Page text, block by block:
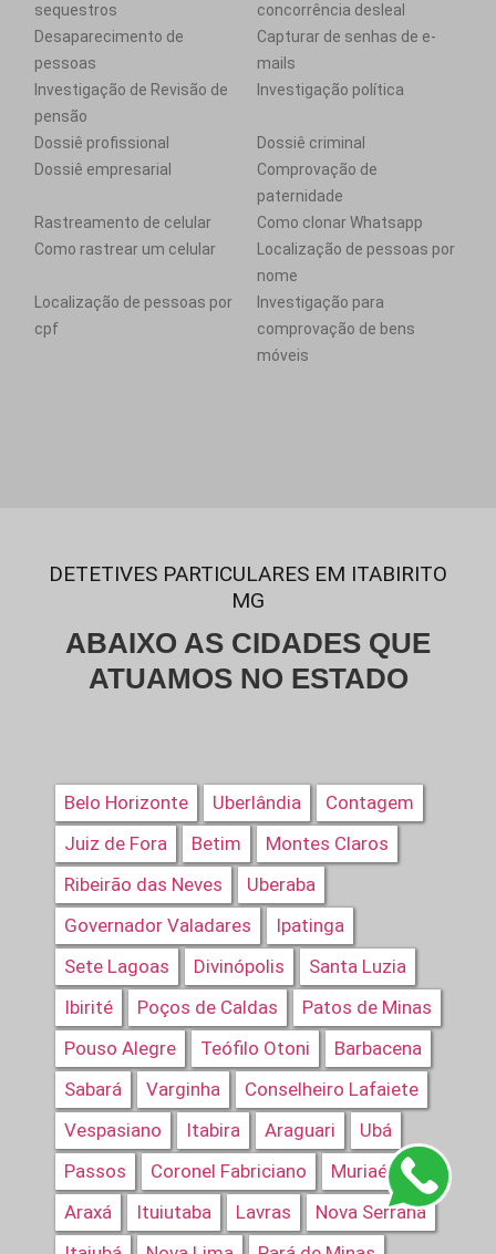
sequestros
concorrência desleal
Desaparecimento de
pessoas
Capturar de senhas de e-
mails
Investigação de Revisão de
pensão
Investigação política
Dossiê profissional
Dossiê criminal
Dossiê empresarial
Comprovação de
paternidade
Rastreamento de celular
Como clonar Whatsapp
Como rastrear um celular
Localização de pessoas por
nome
Localização de pessoas por
cpf
Investigação para
comprovação de bens
móveis
DETETIVES PARTICULARES EM ITABIRITO
MG
ABAIXO AS CIDADES QUE
ATUAMOS NO ESTADO
Belo Horizonte Uberlândia
Contagem
Juiz de Fora
Betim
Montes Claros
Ribeirão das Neves
Uberaba
Governador Valadares
Ipatinga
Sete Lagoas
Divinópolis
Santa Luzia
Ibirité
Poços de Caldas
Patos de Minas
Pouso Alegre
Teófilo Otoni
Barbacena
Sabará
Varginha
Conselheiro Lafaiete
Vespasiano
Itabira Araguari
Ubá
Passos
Coronel Fabriciano
Muriaé
Araxá
Ituiutaba Lavras
Nova Serrana